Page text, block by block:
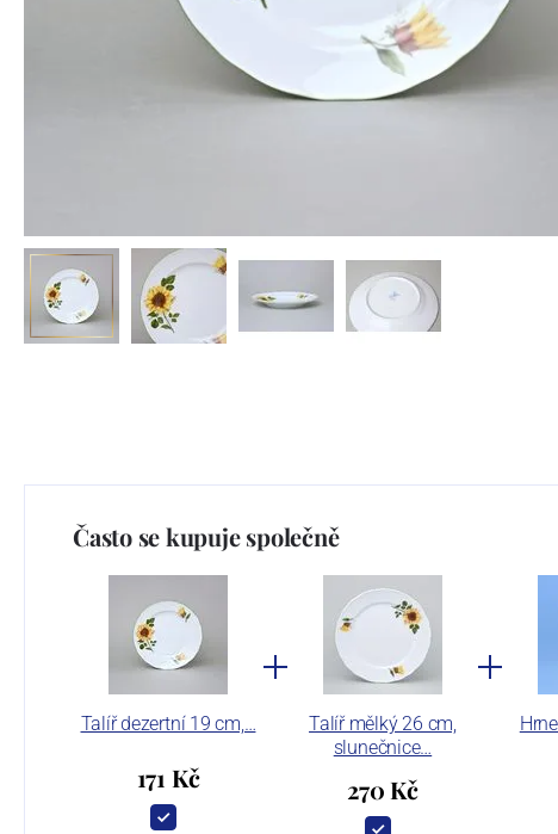
Často se kupuje společně
Talíř dezertní 19 cm,…
171 Kč
Talíř mělký 26 cm,
slunečnice…
270 Kč